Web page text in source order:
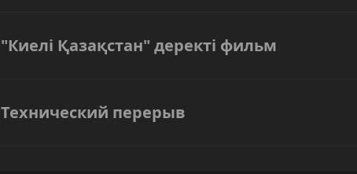
"Киелі Қазақстан" деректі фильм
Технический перерыв